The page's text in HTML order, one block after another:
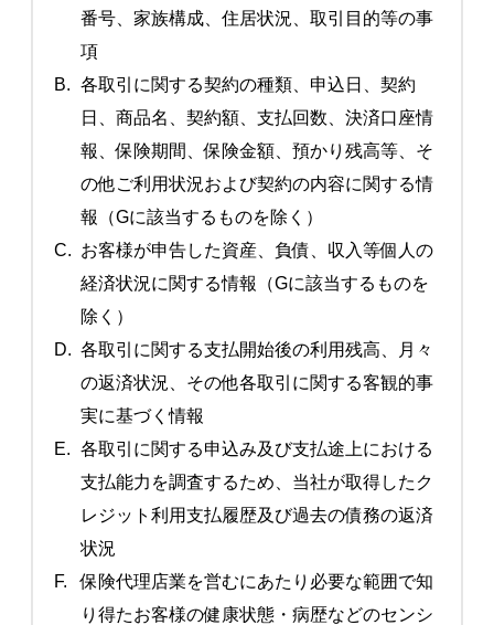
番号、家族構成、住居状況、取引目的等の事
項
B. 各取引に関する契約の種類、申込日、契約
日、商品名、契約額、支払回数、決済口座情
報、保険期間、保険金額、預かり残高等、そ
の他ご利用状況および契約の内容に関する情
報（Gに該当するものを除く）
C. お客様が申告した資産、負債、収入等個人の
経済状況に関する情報（Gに該当するものを
除く）
D. 各取引に関する支払開始後の利用残高、月々
の返済状況、その他各取引に関する客観的事
実に基づく情報
E. 各取引に関する申込み及び支払途上における
支払能力を調査するため、当社が取得したク
レジット利用支払履歴及び過去の債務の返済
状況
F.
保険代理店業を営むにあたり必要な範囲で知
り得たお客様の健康状態・病歴などのセンシ